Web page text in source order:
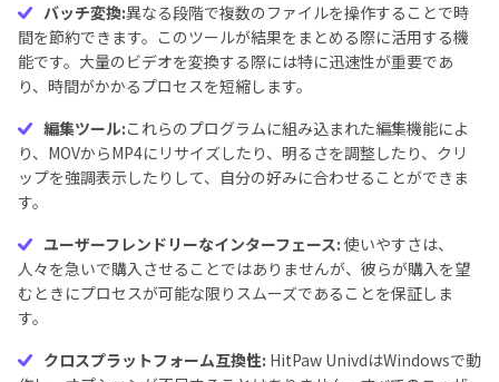
バッチ変換:異なる段階で複数のファイルを操作することで時
間を節約できます。このツールが結果をまとめる際に活用する機
能です。大量のビデオを変換する際には特に迅速性が重要であ
り、時間がかかるプロセスを短縮します。
編集ツール:これらのプログラムに組み込まれた編集機能によ
り、MOVからMP4にリサイズしたり、明るさを調整したり、クリ
ップを強調表示したりして、自分の好みに合わせることができま
す。
ユーザーフレンドリーなインターフェース: 使いやすさは、
人々を急いで購入させることではありませんが、彼らが購入を望
むときにプロセスが可能な限りスムーズであることを保証しま
す。
クロスプラットフォーム互換性: HitPaw UnivdはWindowsで動